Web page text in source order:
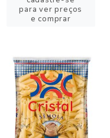
para ver preços
e comprar